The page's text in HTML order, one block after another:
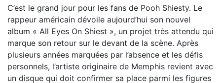
C’est le grand jour pour les fans de Pooh Shiesty. Le
rappeur américain dévoile aujourd’hui son nouvel
album « All Eyes On Shiest », un projet très attendu qui
marque son retour sur le devant de la scène. Après
plusieurs années marquées par l’absence et les défis
personnels, l’artiste originaire de Memphis revient avec
un disque qui doit confirmer sa place parmi les figures